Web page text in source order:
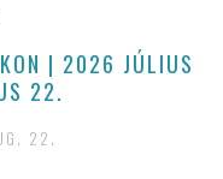
| 2026 JÚLIUS
22.
22.